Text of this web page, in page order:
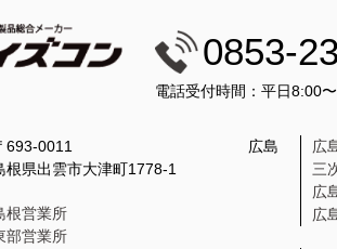
0853-
電話受付時間：平日8:00
693-0011
根県出雲市大津町1778-1
根営業所
部営業所
広島
広
三
広
広